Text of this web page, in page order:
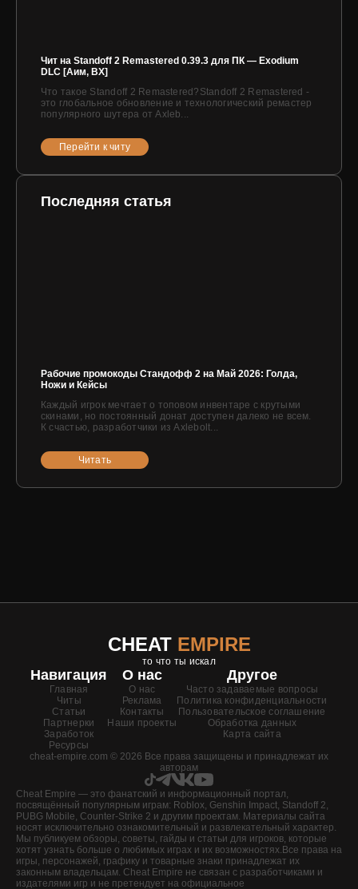
Чит на Standoff 2 Remastered 0.39.3 для ПК — Exodium
DLC [Аим, ВХ]
Что такое Standoff 2 Remastered?Standoff 2 Remastered -
это глобальное обновление и технологический ремастер
популярного шутера от Axleb...
Перейти к читу
Последняя статья
Рабочие промокоды Стандофф 2 на Май 2026: Голда,
Ножи и Кейсы
Каждый игрок мечтает о топовом инвентаре с крутыми
скинами, но постоянный донат доступен далеко не всем.
К счастью, разработчики из Axlebolt...
Читать
CHEAT EMPIRE
то что ты искал
Навигация
Главная
Читы
Статьи
Партнерки
Заработок
Ресурсы
О нас
О нас
Реклама
Контакты
Наши проекты
Другое
Часто задаваемые вопросы
Политика конфиденциальности
Пользовательское соглашение
Обработка данных
Карта сайта
cheat-empire.com © 2026 Все права защищены и принадлежат их
авторам
Cheat Empire — это фанатский и информационный портал,
посвящённый популярным играм: Roblox, Genshin Impact, Standoff 2,
PUBG Mobile, Counter-Strike 2 и другим проектам. Материалы сайта
носят исключительно ознакомительный и развлекательный характер.
Мы публикуем обзоры, советы, гайды и статьи для игроков, которые
хотят узнать больше о любимых играх и их возможностях.Все права на
игры, персонажей, графику и товарные знаки принадлежат их
законным владельцам. Cheat Empire не связан с разработчиками и
издателями игр и не претендует на официальное